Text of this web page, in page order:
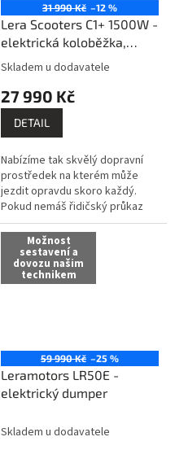
31 990 Kč –12 %
Lera Scooters C1+ 1500W -
elektrická koloběžka,
červená
Průměrné
produktu
5
hvězdiček.
Skladem u dodavatele
27 990 Kč
DETAIL
Nabízíme tak skvělý dopravní
prostředek na kterém může
jezdit opravdu skoro každý.
Pokud nemáš řidičský průkaz
nebo jsi ho na čas odevzdal je tu
možnost jak se dále...
Možnost
sestavení a
dovozu našim
technikem
59 990 Kč –25 %
Leramotors LR50E -
elektrický dumper
Skladem u dodavatele